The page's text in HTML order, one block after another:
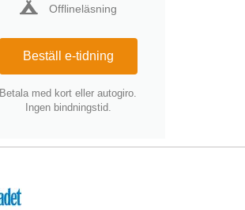
Offlineläsning
Beställ e-tidning
Betala med kort eller autogiro.
Ingen bindningstid.